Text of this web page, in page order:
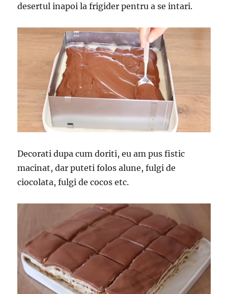
desertul inapoi la frigider pentru a se intari.
Decorati dupa cum doriti, eu am pus fistic
macinat, dar puteti folos alune, fulgi de
ciocolata, fulgi de cocos etc.